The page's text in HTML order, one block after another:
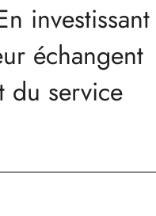
investissant
échangent
du service